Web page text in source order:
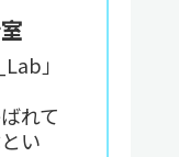
」
れて
い